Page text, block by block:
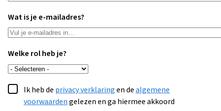
Wat is je e-mailadres?
Welke rol heb je?
Ik heb de privacy verklaringen dealgemene
voorwaardengelezen en ga hiermee akkoord